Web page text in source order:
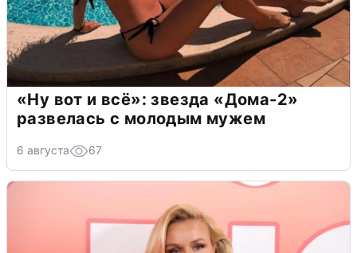
«Ну вот и всё»: звезда «Дома-2»
развелась с молодым мужем
6 августа 67